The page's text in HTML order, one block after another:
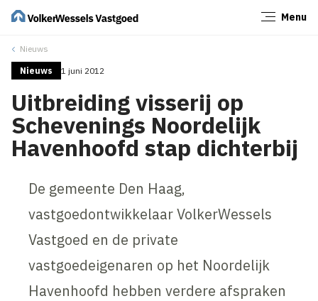
Menu
Nieuws
Nieuws 1 juni 2012
Uitbreiding visserij op
Schevenings Noordelijk
Havenhoofd stap dichterbij
De gemeente Den Haag,
vastgoedontwikkelaar VolkerWessels
Vastgoed en de private
vastgoedeigenaren op het Noordelijk
Havenhoofd hebben verdere afspraken
Sluiten